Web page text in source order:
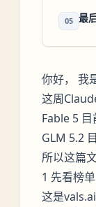
05 最
你好， 我
这周
Fable 5 目
GLM 5.2
所以这篇
1 先看榜单
这是